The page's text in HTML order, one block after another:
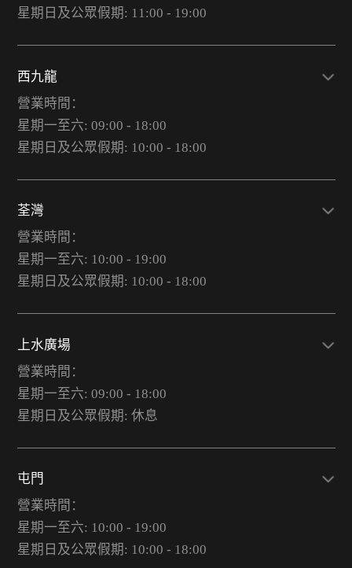
星期日及公眾假期: 11:00 - 19:00
西九龍
營業時間：
星期一至六: 09:00 - 18:00
星期日及公眾假期: 10:00 - 18:00
荃灣
營業時間：
星期一至六: 10:00 - 19:00
星期日及公眾假期: 10:00 - 18:00
上水廣場
營業時間：
星期一至六: 09:00 - 18:00
星期日及公眾假期: 休息
屯門
營業時間：
星期一至六: 10:00 - 19:00
星期日及公眾假期: 10:00 - 18:00